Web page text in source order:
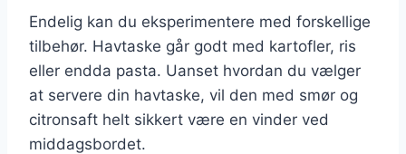
Endelig kan du eksperimentere med forskellige
tilbehør. Havtaske går godt med kartofler, ris
eller endda pasta. Uanset hvordan du vælger
at servere din havtaske, vil den med smør og
citronsaft helt sikkert være en vinder ved
middagsbordet.